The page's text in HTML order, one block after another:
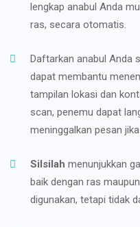
lengkap anabul Anda
ras, secara otomatis.
Daftarkan anabul Anda
dapat membantu
tampilan lokasi dan
scan, penemu dapat
meninggalkan pesan
Silsilah menunjukkan
baik dengan ras
digunakan, tetapi tidak